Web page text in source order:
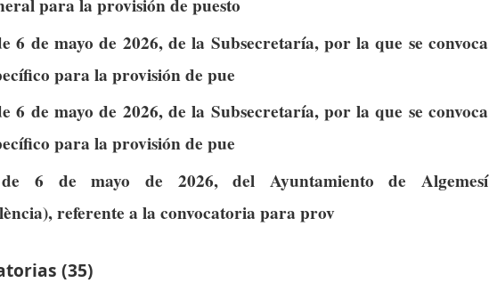
para la provisión de puesto
6 de mayo de 2026, de la Subsecretaría, por la que se convoca
para la provisión de pue
6 de mayo de 2026, de la Subsecretaría, por la que se convoca
para la provisión de pue
de 6 de mayo de 2026, del Ayuntamiento de Algemesí
referente a la convocatoria para prov
(35)